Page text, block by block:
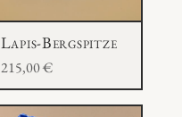
Lapis-Bergspitze
215,00€